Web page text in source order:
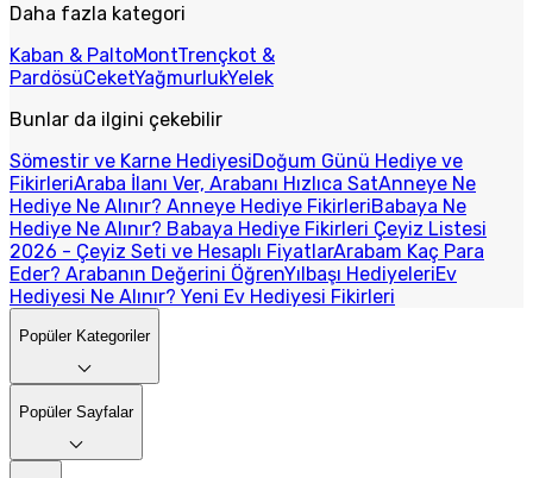
Daha fazla kategori
Kaban & PaltoMontTrençkot &
PardösüCeketYağmurlukYelek
Bunlar da ilgini çekebilir
Sömestir ve Karne HediyesiDoğum Günü Hediye ve
FikirleriAraba İlanı Ver, Arabanı Hızlıca SatAnneye Ne
Hediye Ne Alınır? Anneye Hediye FikirleriBabaya Ne
Hediye Ne Alınır? Babaya Hediye Fikirleri Çeyiz Listesi
2026 - Çeyiz Seti ve Hesaplı FiyatlarArabam Kaç Para
Eder? Arabanın Değerini ÖğrenYılbaşı HediyeleriEv
Hediyesi Ne Alınır? Yeni Ev Hediyesi Fikirleri
Popüler Kategoriler
Popüler Sayfalar